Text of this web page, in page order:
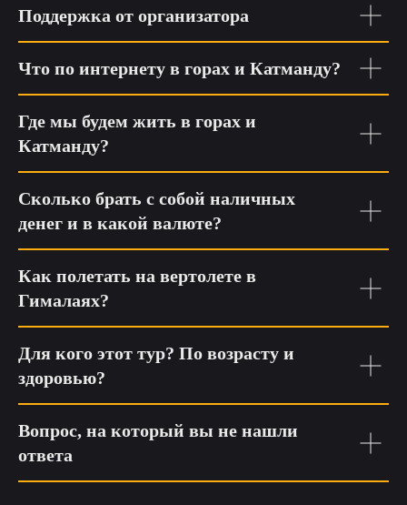
Поддержка от организатора
Что по интернету в горах и Катманду?
Где мы будем жить в горах и
Катманду?
Сколько брать с собой наличных
денег и в какой валюте?
Как полетать на вертолете в
Гималаях?
Для кого этот тур? По возрасту и
здоровью?
Вопрос, на который вы не нашли
ответа